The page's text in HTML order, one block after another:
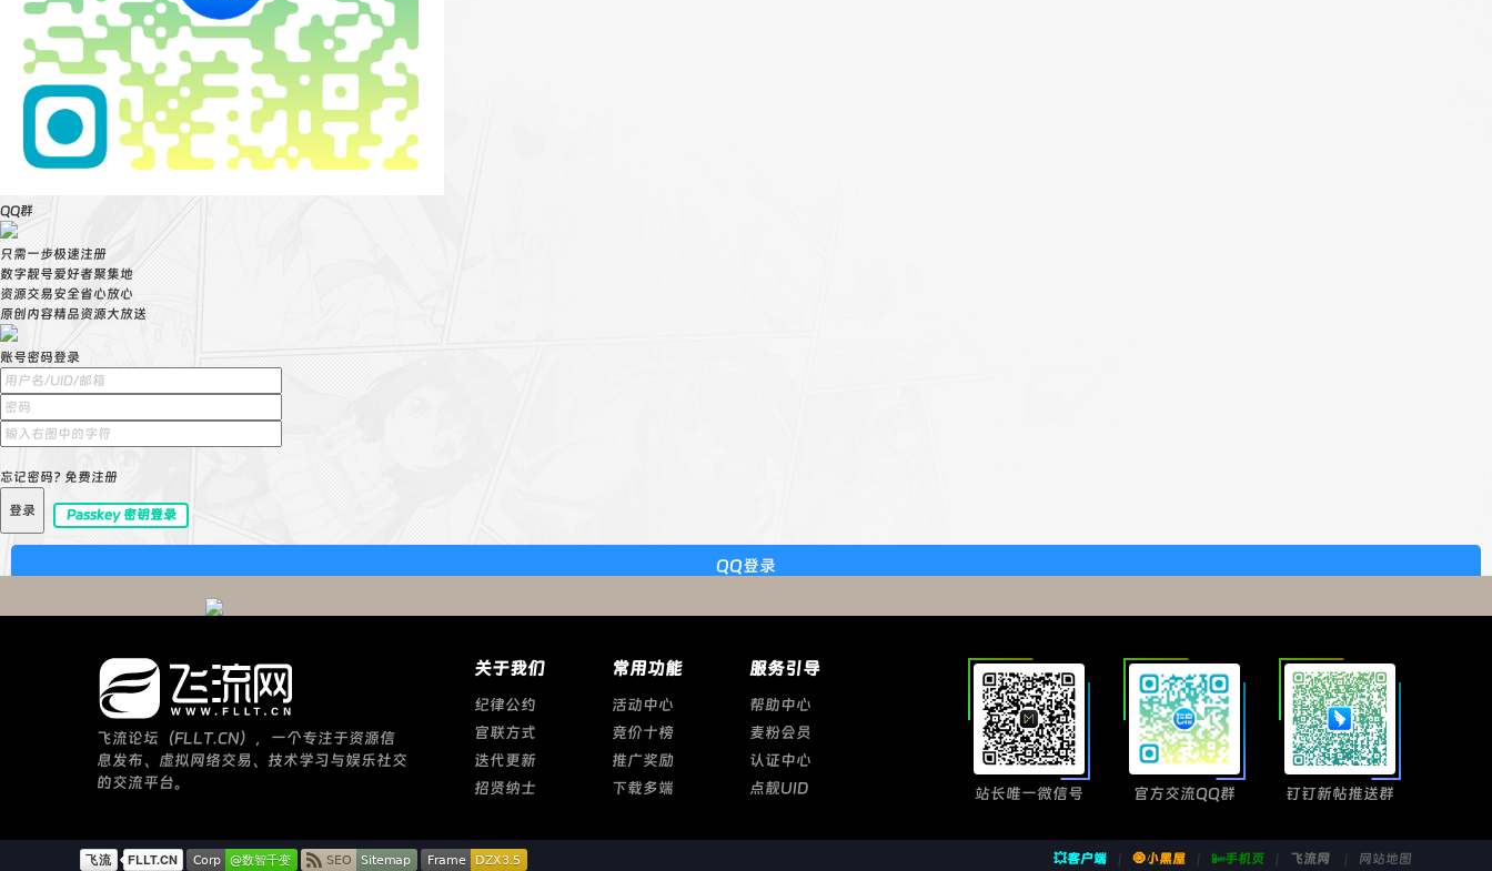
QQ群
只需一步极速注册
数字靓号爱好者聚集地
资源交易安全省心放心
原创内容精品资源大放送
账号密码登录
忘记密码? 免费注册
登录 Passkey 密钥登录
QQ登录
飞流论坛（FLLT.CN），一个专注于资源信
息发布、虚拟网络交易、技术学习与娱乐社交
的交流平台。
关于我们
纪律公约
官联方式
迭代更新
招贤纳士
常用功能
活动中心
竞价十榜
推广奖励
下载多端
服务引导
帮助中心
麦粉会员
认证中心
点靓UID
钉钉新帖推送群
官方交流QQ群
站长唯一微信号
💥客户端 🧿小黑屋 📴手机页 飞流网 网站地图